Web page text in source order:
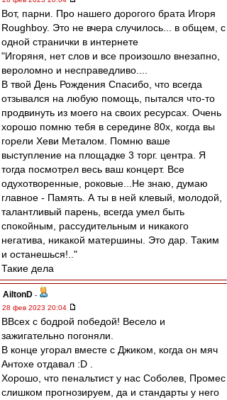
Вот, парни. Про нашего дорогого брата Игоря
Roughboy. Это не вчера случилось... в общем, с
одной странички в интернете
"Игоряня, нет слов и все произошло внезапно,
вероломно и несправедливо....
В твой День Рождения Спасибо, что всегда
отзывался на любую помощь, пытался что-то
продвинуть из моего на своих ресурсах. Очень
хорошо помню тебя в середине 80х, когда вы
горели Хеви Металом. Помню ваше
выступление на площадке 3 торг. центра. Я
тогда посмотрел весь ваш концерт. Все
одухотворенные, роковые...Не знаю, думаю
главное - Память. А ты в ней клевый, молодой,
талантливый парень, всегда умел быть
спокойным, рассудительным и никакого
негатива, никакой матершины. Это дар. Таким
и останешься!.."
Такие дела
AiltonD -
28 фев 2023 20:04
ВВсех с бодрой победой! Весело и
зажигательно погоняли.
В конце угорал вместе с Джиком, когда он мяч
Антохе отдавал :D .
Хорошо, что пенальтист у нас Соболев, Промес
слишком прогнозируем, да и стандарты у него